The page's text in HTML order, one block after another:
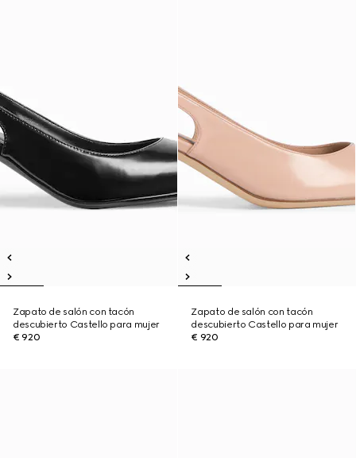
Zapato de salón con tacón
descubierto Castello para mujer
€ 920
Zapato de salón con tacón
descubierto Castello para mujer
€ 920